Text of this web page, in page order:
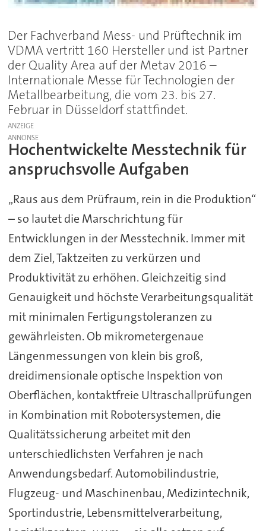
Der Fachverband Mess- und Prüftechnik im
VDMA vertritt 160 Hersteller und ist Partner
der Quality Area auf der Metav 2016 –
Internationale Messe für Technologien der
Metallbearbeitung, die vom 23. bis 27.
Februar in Düsseldorf stattfindet.
ANZEIGE
Hochentwickelte Messtechnik für
anspruchsvolle Aufgaben
„Raus aus dem Prüfraum, rein in die Produktion“
– so lautet die Marschrichtung für
Entwicklungen in der Messtechnik. Immer mit
dem Ziel, Taktzeiten zu verkürzen und
Produktivität zu erhöhen. Gleichzeitig sind
Genauigkeit und höchste Verarbeitungsqualität
mit minimalen Fertigungstoleranzen zu
gewährleisten. Ob mikrometergenaue
Längenmessungen von klein bis groß,
dreidimensionale optische Inspektion von
Oberflächen, kontaktfreie Ultraschallprüfungen
in Kombination mit Robotersystemen, die
Qualitätssicherung arbeitet mit den
unterschiedlichsten Verfahren je nach
Anwendungsbedarf. Automobilindustrie,
Flugzeug- und Maschinenbau, Medizintechnik,
Sportindustrie, Lebensmittelverarbeitung,